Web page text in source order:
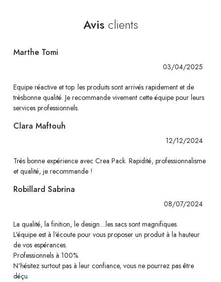
Avis clients
Marthe Tomi
03/04/2025
Equipe réactive et top. les produits sont arrivés rapidement et de
trèsbonne qualité. Je recommande vivement cette équipe pour leurs
services professionnels.
Clara Maftouh
12/12/2024
Très bonne expérience avec Crea Pack. Rapidité, professionnalisme
et qualité, je recommande !
Robillard Sabrina
08/07/2024
La qualité, la finition, le design....les sacs sont magnifiques.
L'équipe est à l'écoute pour vous proposer un produit à la hauteur
de vos espérances.
Professionnels à 100%.
N'hésitez surtout pas à leur confiance, vous ne pourrez pas être
déçu.